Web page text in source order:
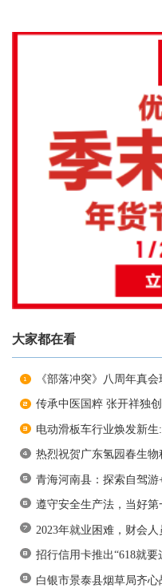
大家都在看
《部落冲突》八周年真
传承中医国粹 张开祥独
电动滑板车行业焕发新
热烈祝贺广东氢园春生
青海河南县：探索自驾
遵守安全生产法，当好第
2023年就业困难，财会
招行信用卡推出“618就要
白银市景泰县烟草局齐心